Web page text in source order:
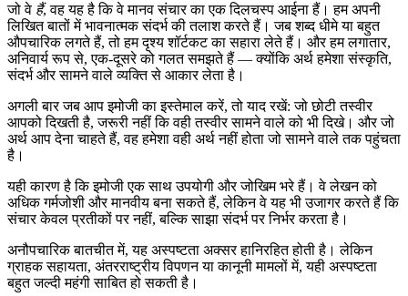
जो वे हैं, वह यह है कि वे मानव संचार का एक दिलचस्प आईना हैं। हम अपनी
लिखित बातों में भावनात्मक संदर्भ की तलाश करते हैं। जब शब्द धीमे या बहुत
औपचारिक लगते हैं, तो हम दृश्य शॉर्टकट का सहारा लेते हैं। और हम लगातार,
अनिवार्य रूप से, एक-दूसरे को गलत समझते हैं — क्योंकि अर्थ हमेशा संस्कृति,
संदर्भ और सामने वाले व्यक्ति से आकार लेता है।
अगली बार जब आप इमोजी का इस्तेमाल करें, तो याद रखें: जो छोटी तस्वीर
आपको दिखती है, जरूरी नहीं कि वही तस्वीर सामने वाले को भी दिखे। और जो
अर्थ आप देना चाहते हैं, वह हमेशा वही अर्थ नहीं होता जो सामने वाले तक पहुंचता
है।
यही कारण है कि इमोजी एक साथ उपयोगी और जोखिम भरे हैं। वे लेखन को
अधिक गर्मजोशी और मानवीय बना सकते हैं, लेकिन वे यह भी उजागर करते हैं कि
संचार केवल प्रतीकों पर नहीं, बल्कि साझा संदर्भ पर निर्भर करता है।
अनौपचारिक बातचीत में, यह अस्पष्टता अक्सर हानिरहित होती है। लेकिन
ग्राहक सहायता, अंतरराष्ट्रीय विपणन या कानूनी मामलों में, यही अस्पष्टता
बहुत जल्दी महंगी साबित हो सकती है।